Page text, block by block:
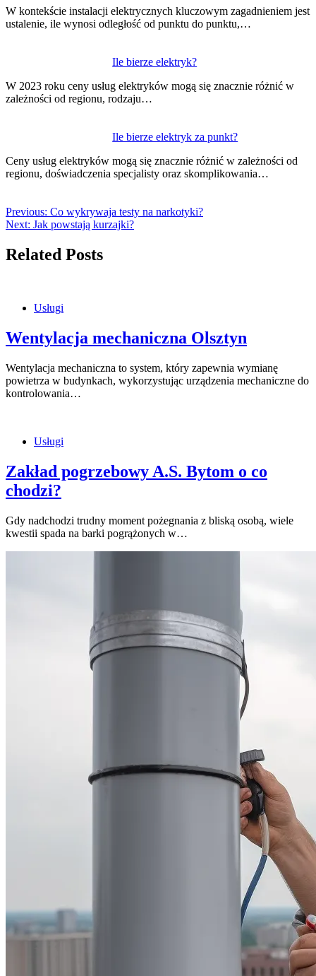
W kontekście instalacji elektrycznych kluczowym zagadnieniem jest
ustalenie, ile wynosi odległość od punktu do punktu,…
Ile bierze elektryk?
W 2023 roku ceny usług elektryków mogą się znacznie różnić w
zależności od regionu, rodzaju…
Ile bierze elektryk za punkt?
Ceny usług elektryków mogą się znacznie różnić w zależności od
regionu, doświadczenia specjalisty oraz skomplikowania…
Previous: Co wykrywaja testy na narkotyki?
Next: Jak powstają kurzajki?
Related Posts
Usługi
Wentylacja mechaniczna Olsztyn
Wentylacja mechaniczna to system, który zapewnia wymianę
powietrza w budynkach, wykorzystując urządzenia mechaniczne do
kontrolowania…
Usługi
Zakład pogrzebowy A.S. Bytom o co
chodzi?
Gdy nadchodzi trudny moment pożegnania z bliską osobą, wiele
kwestii spada na barki pogrążonych w…